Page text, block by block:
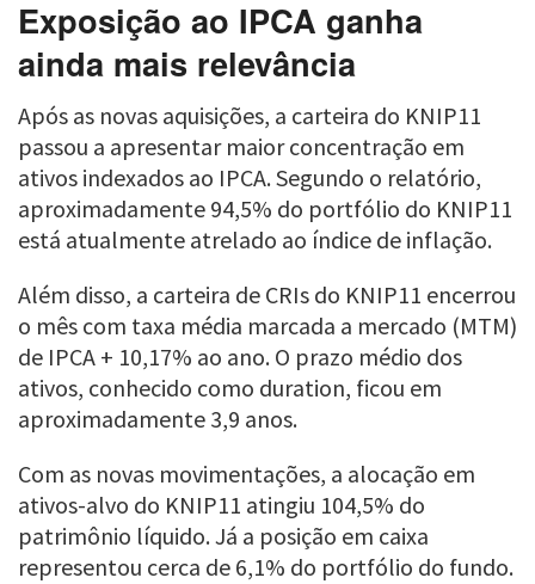
Exposição ao IPCA ganha
ainda mais relevância
Após as novas aquisições, a carteira do KNIP11
passou a apresentar maior concentração em
ativos indexados ao IPCA. Segundo o relatório,
aproximadamente 94,5% do portfólio do KNIP11
está atualmente atrelado ao índice de inflação.
Além disso, a carteira de CRIs do KNIP11 encerrou
o mês com taxa média marcada a mercado (MTM)
de IPCA + 10,17% ao ano. O prazo médio dos
ativos, conhecido como duration, ficou em
aproximadamente 3,9 anos.
Com as novas movimentações, a alocação em
ativos-alvo do KNIP11 atingiu 104,5% do
patrimônio líquido. Já a posição em caixa
representou cerca de 6,1% do portfólio do fundo.